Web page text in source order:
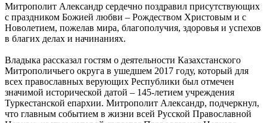
Митрополит Александр сердечно поздравил присутствующих
с праздником Божией любви – Рождеством Христовым и с
Новолетием, пожелав мира, благополучия, здоровья и успехов
в благих делах и начинаниях.
Владыка рассказал гостям о деятельности Казахстанского
Митрополичьего округа в ушедшем 2017 году, который для
всех православных верующих Республики был отмечен
значимой исторической датой – 145-летием учреждения
Туркестанской епархии. Митрополит Александр, подчеркнул,
что главным событием в жизни всей Русской Православной